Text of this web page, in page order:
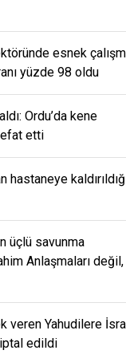
esnek
yüzde 98 oldu
Ordu’da kene
etti
hastaneye
üçlü savunma
Anlaşmaları değil,
veren Yahudilere
edildi